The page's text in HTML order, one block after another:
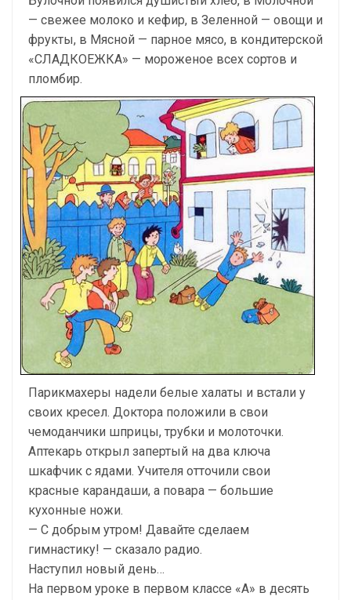
— свежее молоко и кефир, в Зеленной — овощи и
фрукты, в Мясной — парное мясо, в кондитерской
«СЛАДКОЕЖКА» — мороженое всех сортов и
пломбир.
Парикмахеры надели белые халаты и встали у
своих кресел. Доктора положили в свои
чемоданчики шприцы, трубки и молоточки.
Аптекарь открыл запертый на два ключа
шкафчик с ядами. Учителя отточили свои
красные карандаши, а повара — большие
кухонные ножи.
— С добрым утром! Давайте сделаем
гимнастику! — сказало радио.
Наступил новый день…
На первом уроке в первом классе «А» в десять